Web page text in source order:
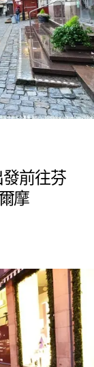
發前往芬
摩